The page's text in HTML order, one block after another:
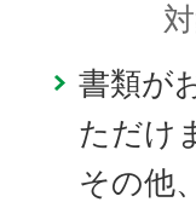
書類が
ただけ
その他